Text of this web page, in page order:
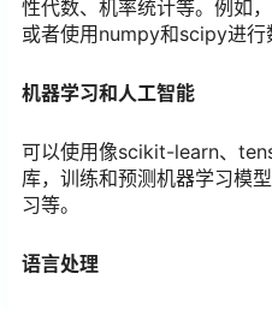
性代数、机率统计等。例如
或者使用numpy和scipy进行
机器学习和人工智能
可以使用像scikit-learn、
库，训练和预测机器学习模
习等。
语言处理